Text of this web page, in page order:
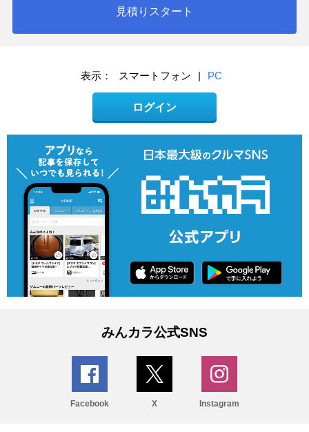
見積りスタート
表示： スマートフォン | PC
ログイン
みんカラ公式SNS
Facebook X Instagram